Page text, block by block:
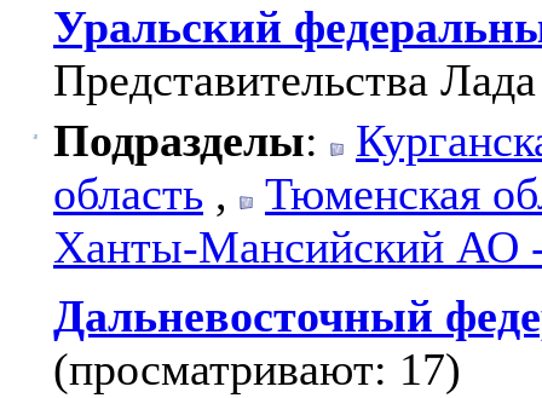
Уральский
Представительства
Подразделы:
область ,
Тюменская
Ханты-Мансийский АО
Дальневосточный
(просматривают: 17)